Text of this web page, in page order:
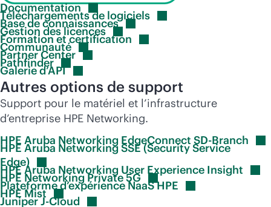
Documentation
Téléchargements de logiciels
Base deconnaissances
Gestion deslicences
Formation etcertification
Communauté
PartnerCenter
Pathfinder
Galeried’API
Autres options de support
Support pour le matériel et l’infrastructure
d’entreprise HPE Networking.
HPE Aruba Networking EdgeConnect SD-Branch
HPE Aruba Networking SSE (Security Service
Edge)
HPE Aruba Networking User Experience Insight
HPE Networking Private5G
Plateforme d’expérience NaaSHPE
HPEMist
JuniperJ-Cloud